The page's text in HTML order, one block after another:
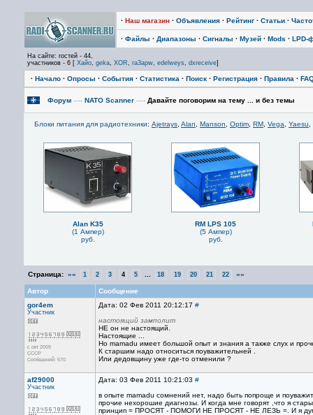
· Наш магазин · Объявления · Рейтинг · Статьи ·
· Файлы · Диапазоны · Сигналы · Музей · Mods · LPD-
На сайте: гостей - 44,
участников - 6 [ Хайо, geka, XOR, ra3apw, edelweys, dxreceive]
· Начало · Опросы · События · Статистика · Поиск · Регистрация · Правила ·
Форум —› NATO Scanner —› Давайте поговорим на тему ... и без темы
Блоки питания для радиотехники: Ajetrays Alan Manson Optim RM Vega Yaesu
Alan K35
(1 Ампер)
руб.
RM LPS 105
(5 Ампер)
руб.
Страница: «« 1 2 3 4 5 18 19 20 21 22 »»
Автор
Сообщение
gor4em
Участник
с окт 2009
СССР
Сообщений: 570
Дата: 02 Фев 2011 20:12:17 #
настоящий замполит
НЕ он не настоящий.
Настоящие ...
Но mamadu имеет большой опыт и знания а также слух и
К старшим надо относиться поуважительней .
Или дедовщину уже где-то отменили ?
af29000
Участник
Дата: 03 Фев 2011 10:21:03 #
в опыте mamadu сомнений нет, надо быть попроще и
прочие нехорошие диагнозы. И когда мне говорят ,что я
принцип = ПРОСЯТ - ПОМОГИ НЕ ПРОСЯТ - НЕ ЛЕЗЬ =. И я